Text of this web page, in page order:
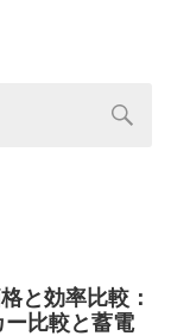
と効率比較：
ー比較と蓄電